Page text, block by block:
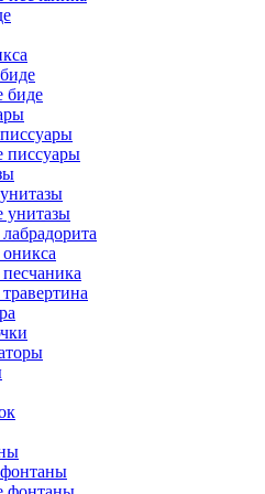
биде